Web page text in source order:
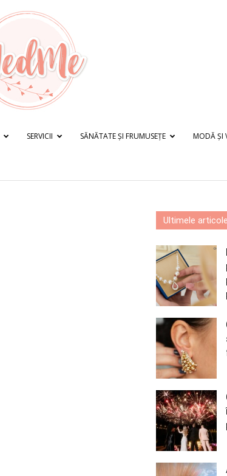
SERVICII SĂNĂTATE ȘI FRUMUSEȚE MODĂ ȘI
Ultimele articole